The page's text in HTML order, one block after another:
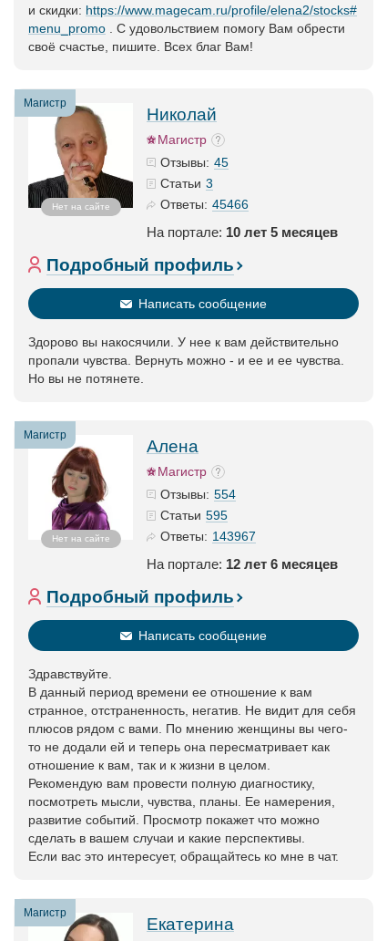
и скидки: https://www.magecam.ru/profile/elena2/stocks#
menu_promo . С удовольствием помогу Вам обрести
своё счастье, пишите. Всех благ Вам!
Магистр
Нет на сайте
Николай
Магистр
Отзывы: 45
Статьи 3
Ответы: 45466
На портале: 10 лет 5 месяцев
Подробный профиль
Написать сообщение
Здорово вы накосячили. У нее к вам действительно
пропали чувства. Вернуть можно - и ее и ее чувства.
Но вы не потянете.
Магистр
Нет на сайте
Алена
Магистр
Отзывы: 554
Статьи 595
Ответы: 143967
На портале: 12 лет 6 месяцев
Подробный профиль
Написать сообщение
Здравствуйте.
В данный период времени ее отношение к вам
странное, отстраненность, негатив. Не видит для себя
плюсов рядом с вами. По мнению женщины вы чего-
то не додали ей и теперь она пересматривает как
отношение к вам, так и к жизни в целом.
Рекомендую вам провести полную диагностику,
посмотреть мысли, чувства, планы. Ее намерения,
развитие событий. Просмотр покажет что можно
сделать в вашем случаи и какие перспективы.
Если вас это интересует, обращайтесь ко мне в чат.
Магистр
Екатерина